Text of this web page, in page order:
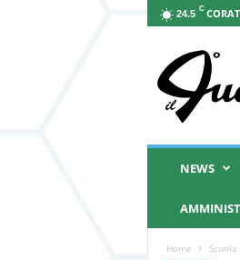
24.5 C
Q
NEWS
Home Scuola